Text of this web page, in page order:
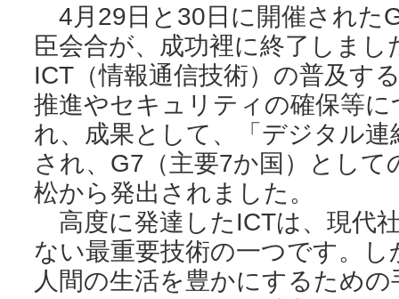
4月29日と30日に開催された
臣会合が、成功裡に終了しま
ICT（情報通信技術）の普及す
推進やセキュリティの確保等
れ、成果として、「デジタル
され、G7（主要7か国）とし
松から発出されました。
高度に発達したICTは、現代
ない最重要技術の一つです。
人間の生活を豊かにするため